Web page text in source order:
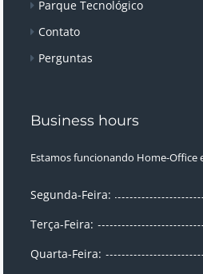
Parque Tecnológico
Contato
Perguntas
Business hours
Estamos funcionando Home-Office
Segunda-Feira:
Terça-Feira:
Quarta-Feira: